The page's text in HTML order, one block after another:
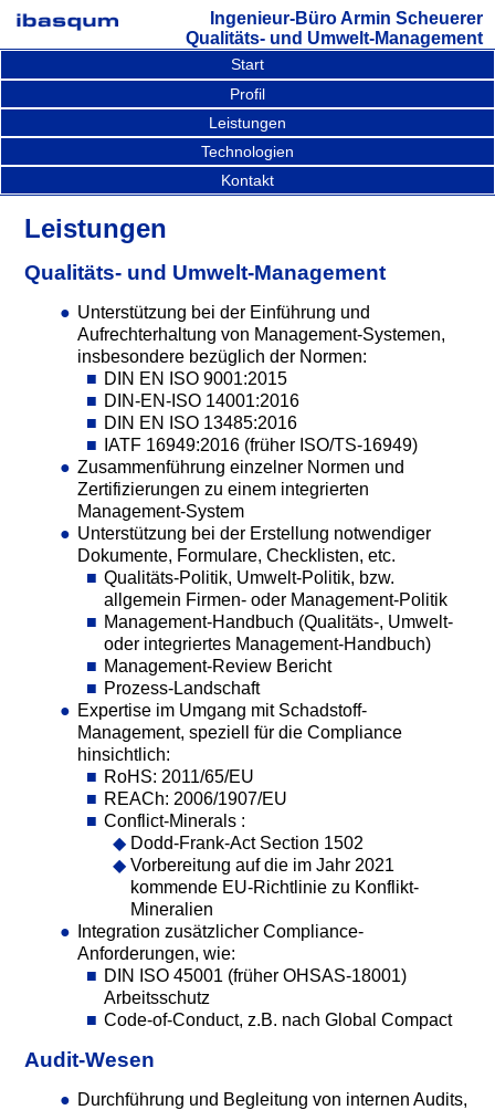
Ingenieur-Büro Armin Scheuerer
Qualitäts- und Umwelt-Management
Start
Profil
Leistungen
Technologien
Kontakt
Leistungen
Qualitäts- und Umwelt-Management
Unterstützung bei der Einführung und
Aufrechterhaltung von Management-Systemen,
insbesondere bezüglich der Normen:
DIN EN ISO 9001:2015
DIN-EN-ISO 14001:2016
DIN EN ISO 13485:2016
IATF 16949:2016 (früher ISO/TS-16949)
Zusammenführung einzelner Normen und
Zertifizierungen zu einem integrierten
Management-System
Unterstützung bei der Erstellung notwendiger
Dokumente, Formulare, Checklisten, etc.
Qualitäts-Politik, Umwelt-Politik, bzw.
allgemein Firmen- oder Management-Politik
Management-Handbuch (Qualitäts-, Umwelt-
oder integriertes Management-Handbuch)
Management-Review Bericht
Prozess-Landschaft
Expertise im Umgang mit Schadstoff-
Management, speziell für die Compliance
hinsichtlich:
RoHS: 2011/65/EU
REACh: 2006/1907/EU
Conflict-Minerals :
Dodd-Frank-Act Section 1502
Vorbereitung auf die im Jahr 2021
kommende EU-Richtlinie zu Konflikt-
Mineralien
Integration zusätzlicher Compliance-
Anforderungen, wie:
DIN ISO 45001 (früher OHSAS-18001)
Arbeitsschutz
Code-of-Conduct, z.B. nach Global Compact
Audit-Wesen
Durchführung und Begleitung von internen Audits,